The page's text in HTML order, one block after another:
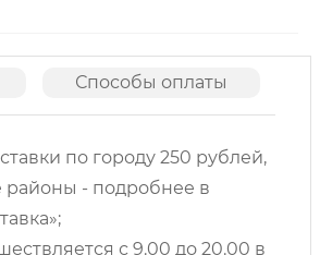
Способы оплаты
по городу 250 рублей,
районы - подробнее в
с 9.00 до 20.00 в